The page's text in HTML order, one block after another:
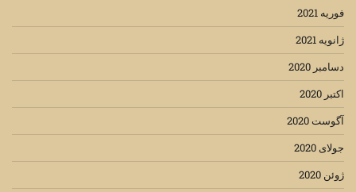
فوریه 2021
ژانویه 2021
دسامبر 2020
اکتبر 2020
آگوست 2020
جولای 2020
ژوئن 2020